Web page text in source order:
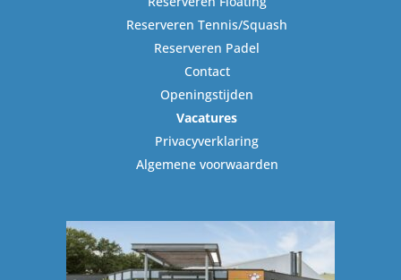
Reserveren Tennis/Squash
Reserveren Padel
Contact
Openingstijden
Vacatures
Privacyverklaring
Algemene voorwaarden